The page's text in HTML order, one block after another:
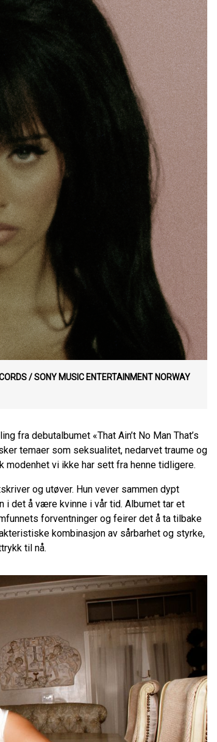
/ SONY MUSIC ENTERTAINMENT NORWAY
fra debutalbumet «That Ain’t No Man That’s
temaer som seksualitet, nedarvet traume og
vi ikke har sett fra henne tidligere.
og utøver. Hun vever sammen dypt
det å være kvinne i vår tid. Albumet tar et
forventninger og feirer det å ta tilbake
kombinasjon av sårbarhet og styrke,
til nå.